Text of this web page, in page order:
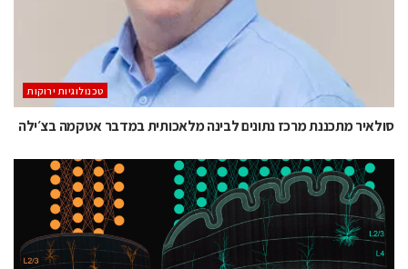
‫טכנולוגיות ירוקות‬
סולאיר מתכננת מרכז נתונים לבינה מלאכותית במדבר אטקמה בצ׳ילה